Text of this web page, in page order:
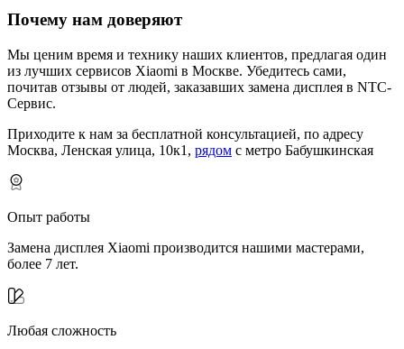
Почему нам доверяют
Мы ценим время и технику наших клиентов, предлагая один
из лучших сервисов Xiaomi в Москве. Убедитесь сами,
почитав отзывы от людей, заказавших замена дисплея в NTC-
Сервис.
Приходите к нам за бесплатной консультацией, по адресу
Москва, Ленская улица, 10к1, рядом с метро Бабушкинская
Опыт работы
Замена дисплея Xiaomi производится нашими мастерами,
более 7 лет.
Любая сложность